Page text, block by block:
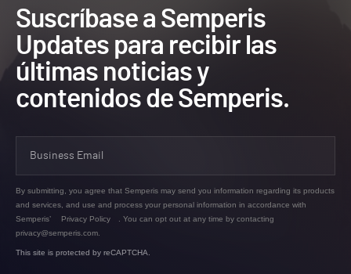
Suscríbase a Semperis
Updates para recibir las
últimas noticias y
contenidos de Semperis.
By submitting, you agree that Semperis may send you information regarding its products
and services, and use and process your personal information in accordance with
Semperis’
Privacy Policy
. You can opt out at any time by contacting
privacy@semperis.com.
This site is protected by reCAPTCHA.